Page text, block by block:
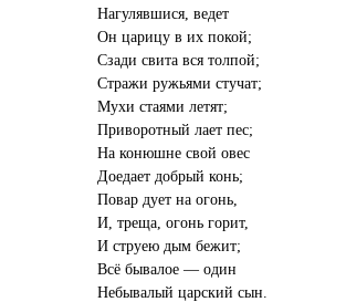
Нагулявшися, ведет
Он царицу в их покой;
Сзади свита вся толпой;
Стражи ружьями стучат;
Мухи стаями летят;
Приворотный лает пес;
На конюшне свой овес
Доедает добрый конь;
Повар дует на огонь,
И, треща, огонь горит,
И струею дым бежит;
Всё бывалое — один
Небывалый царский сын.